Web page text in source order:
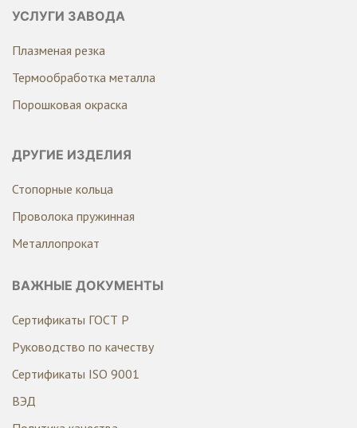
УСЛУГИ ЗАВОДА
Плазменая резка
Термообработка металла
Порошковая окраска
ДРУГИЕ ИЗДЕЛИЯ
Стопорные кольца
Проволока пружинная
Металлопрокат
ВАЖНЫЕ ДОКУМЕНТЫ
Сертификаты ГОСТ Р
Руководство по качеству
Сертификаты ISO 9001
ВЭД